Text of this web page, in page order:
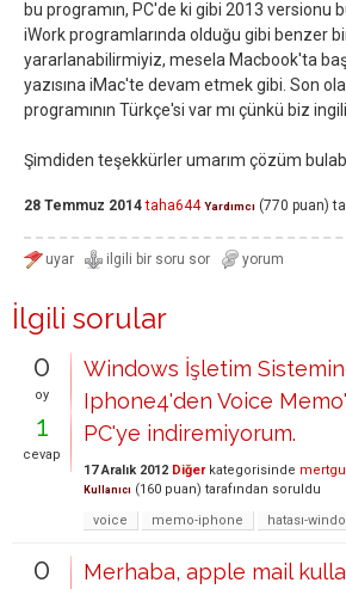
bu programın, PC'de ki gibi 2013 versionu
iWork programlarında olduğu gibi benzer
yararlanabilirmiyiz, mesela Macbook'ta
yazısına iMac'te devam etmek gibi. Son
programının Türkçe'si var mı çünkü biz
Şimdiden teşekkürler umarım çözüm
28 Temmuz 2014 taha644 Yardımcı (770 puan)
İlgili sorular
0
oy
1
cevap
Windows İşletim
Iphone4'den Voice
PC'ye indiremiyorum.
17 Aralık 2012 Diğerkategorisinde
Kullanıcı (160 puan) tarafından soruldu
voice
memo-iphone hatası-
0
Merhaba, apple mail